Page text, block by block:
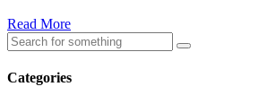
Read More
Categories